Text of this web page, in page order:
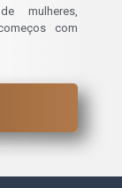
mulheres,
com